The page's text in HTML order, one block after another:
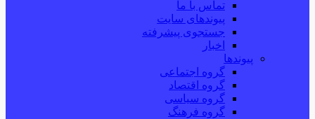
تماس با ما
پیوندهای سایت
جستجوی پیشرفته
اخبار
پیوندها
گروه اجتماعی
گروه اقتصاد
گروه سیاسی
گروه فرهنگ